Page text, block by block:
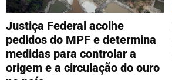
Justiça Federal acolhe
pedidos do MPF e determina
medidas para controlar a
origem e a circulação do ouro